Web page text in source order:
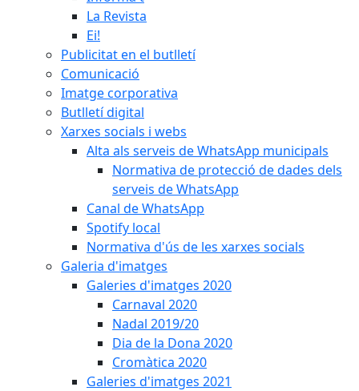
La Revista
Ei!
Publicitat en el butlletí
Comunicació
Imatge corporativa
Butlletí digital
Xarxes socials i webs
Alta als serveis de WhatsApp municipals
Normativa de protecció de dades dels
serveis de WhatsApp
Canal de WhatsApp
Spotify local
Normativa d'ús de les xarxes socials
Galeria d'imatges
Galeries d'imatges 2020
Carnaval 2020
Nadal 2019/20
Dia de la Dona 2020
Cromàtica 2020
Galeries d'imatges 2021